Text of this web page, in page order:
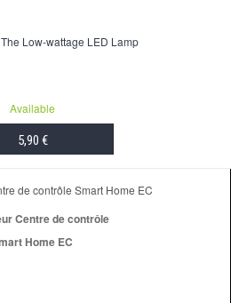
Low-wattage LED Lamp
Available
5,90 €
Centre de contrôle
Home EC